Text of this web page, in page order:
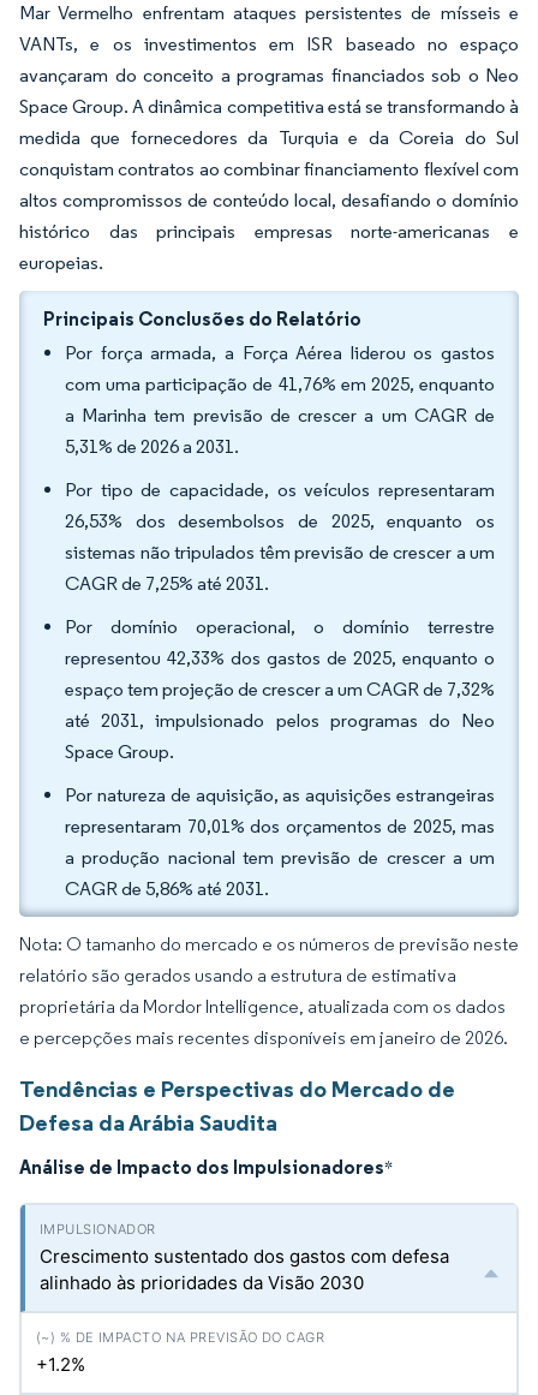
Mar Vermelho enfrentam ataques persistentes de mísseis e
VANTs, e os investimentos em ISR baseado no espaço
avançaram do conceito a programas financiados sob o Neo
Space Group. A dinâmica competitiva está se transformando à
medida que fornecedores da Turquia e da Coreia do Sul
conquistam contratos ao combinar financiamento flexível com
altos compromissos de conteúdo local, desafiando o domínio
histórico das principais empresas norte-americanas e
europeias.
Principais Conclusões do Relatório
Por força armada, a Força Aérea liderou os gastos
com uma participação de 41,76% em 2025, enquanto
a Marinha tem previsão de crescer a um CAGR de
5,31% de 2026 a 2031.
Por tipo de capacidade, os veículos representaram
26,53% dos desembolsos de 2025, enquanto os
sistemas não tripulados têm previsão de crescer a um
CAGR de 7,25% até 2031.
Por domínio operacional, o domínio terrestre
representou 42,33% dos gastos de 2025, enquanto o
espaço tem projeção de crescer a um CAGR de 7,32%
até 2031, impulsionado pelos programas do Neo
Space Group.
Por natureza de aquisição, as aquisições estrangeiras
representaram 70,01% dos orçamentos de 2025, mas
a produção nacional tem previsão de crescer a um
CAGR de 5,86% até 2031.
Nota: O tamanho do mercado e os números de previsão neste
relatório são gerados usando a estrutura de estimativa
proprietária da Mordor Intelligence, atualizada com os dados
e percepções mais recentes disponíveis em janeiro de 2026.
Tendências e Perspectivas do Mercado de
Defesa da Arábia Saudita
Análise de Impacto dos Impulsionadores*
Crescimento sustentado dos gastos com defesa
alinhado às prioridades da Visão 2030
+1.2%